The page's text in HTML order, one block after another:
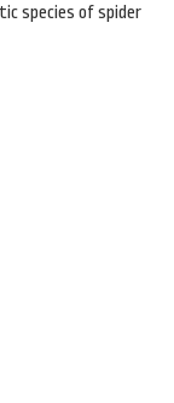
species of spider